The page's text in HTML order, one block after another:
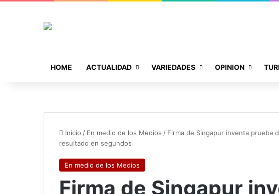
HOME ACTUALIDAD VARIEDADES OPINION
Inicio / En medio de los Medios / Firma de Singapur inventa prueba
resultado en segundos
En medio de los Medios
Firma de Singapur